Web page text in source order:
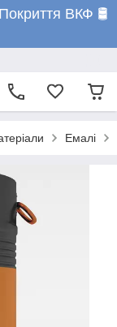
ВКФ 🛢️
Емалі